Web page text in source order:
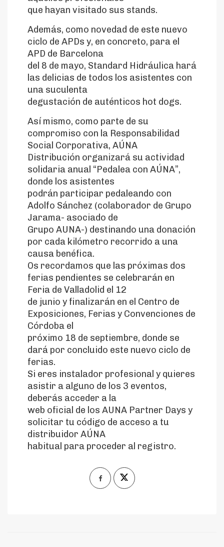
que hayan visitado sus stands.
Además, como novedad de este nuevo
ciclo de APDs y, en concreto, para el
APD de Barcelona
del 8 de mayo, Standard Hidráulica hará
las delicias de todos los asistentes con
una suculenta
degustación de auténticos hot dogs.
Así mismo, como parte de su
compromiso con la Responsabilidad
Social Corporativa, AÚNA
Distribución organizará su actividad
solidaria anual “Pedalea con AÚNA”,
donde los asistentes
podrán participar pedaleando con
Adolfo Sánchez (colaborador de Grupo
Jarama- asociado de
Grupo AUNA-) destinando una donación
por cada kilómetro recorrido a una
causa benéfica.
Os recordamos que las próximas dos
ferias pendientes se celebrarán en
Feria de Valladolid el 12
de junio y finalizarán en el Centro de
Exposiciones, Ferias y Convenciones de
Córdoba el
próximo 18 de septiembre, donde se
dará por concluido este nuevo ciclo de
ferias.
Si eres instalador profesional y quieres
asistir a alguno de los 3 eventos,
deberás acceder a la
web oficial de los AUNA Partner Days y
solicitar tu código de acceso a tu
distribuidor AÚNA
habitual para proceder al registro.